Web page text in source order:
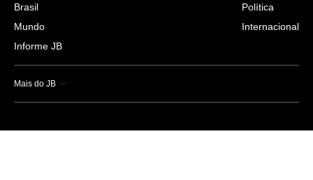
Brasil
Mundo
Informe JB
Política
Internacional
Mais do JB
Esportes